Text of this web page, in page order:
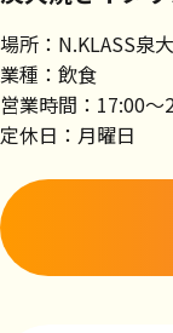
場所：N.KLASS泉
業種：飲食
営業時間：17:00～
定休日：月曜日